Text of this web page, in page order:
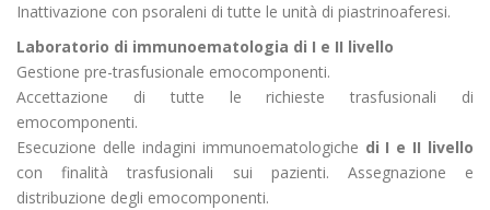
Inattivazione con psoraleni di tutte le unità di piastrinoaferesi.
Laboratorio di immunoematologia di I e II livello
Gestione pre-trasfusionale emocomponenti.
Accettazione di tutte le richieste trasfusionali di
emocomponenti.
Esecuzione delle indagini immunoematologiche di I e II livello
con finalità trasfusionali sui pazienti. Assegnazione e
distribuzione degli emocomponenti.